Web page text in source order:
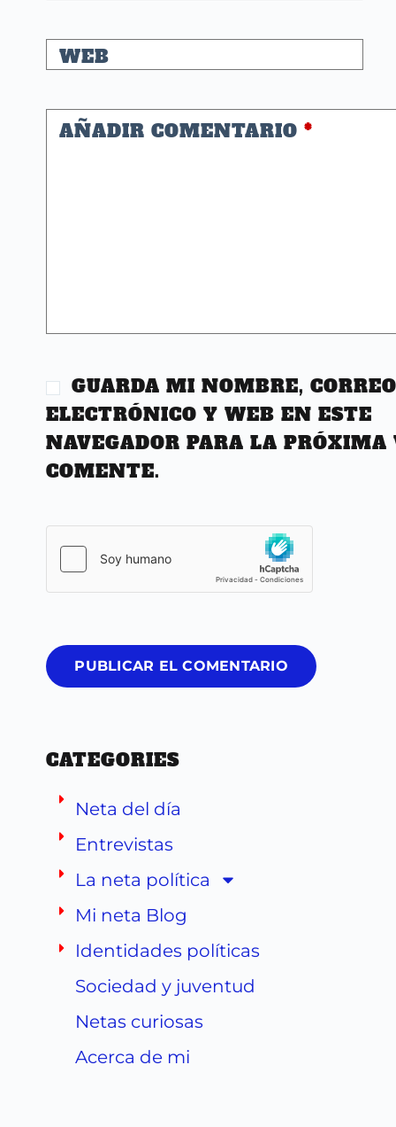
WEB
AÑADIR COMENTARIO *
GUARDA MI NOMBRE, CORREO
ELECTRÓNICO Y WEB EN ESTE
NAVEGADOR PARA LA PRÓXIMA
COMENTE.
PUBLICAR EL COMENTARIO
CATEGORIES
Neta del día
Entrevistas
La neta política
Mi neta Blog
Identidades políticas
Sociedad y juventud
Netas curiosas
Acerca de mi